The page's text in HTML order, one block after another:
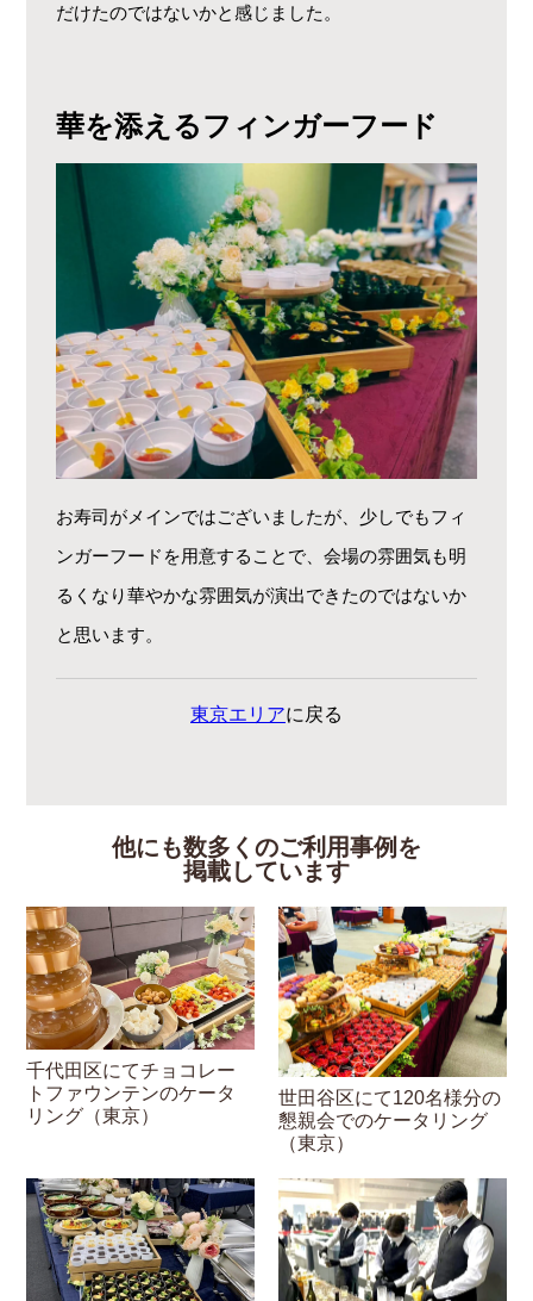
だけたのではないかと感じました。
華を添えるフィンガーフード
お寿司がメインではございましたが、少しでもフィ
ンガーフードを用意することで、会場の雰囲気も明
るくなり華やかな雰囲気が演出できたのではないか
と思います。
東京エリアに戻る
他にも数多くのご利用事例を
掲載しています
千代田区にてチョコレー
トファウンテンのケータ
リング（東京）
世田谷区にて120名様分の
懇親会でのケータリング
（東京）